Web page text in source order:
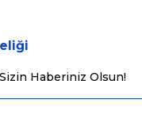
Haberiniz Olsun!